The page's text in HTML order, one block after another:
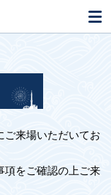
ご来場いただいてお
項をご確認の上ご来